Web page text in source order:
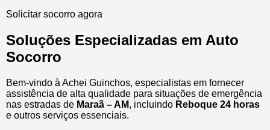
Solicitar socorro agora
Soluções Especializadas em Auto
Socorro
Bem-vindo à Achei Guinchos, especialistas em fornecer
assistência de alta qualidade para situações de emergência
nas estradas de Maraã – AM, incluindo Reboque 24 horas
e outros serviços essenciais.